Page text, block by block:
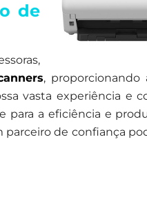
de
, proporcionando
vasta experiência e
para a eficiência e
de confiança